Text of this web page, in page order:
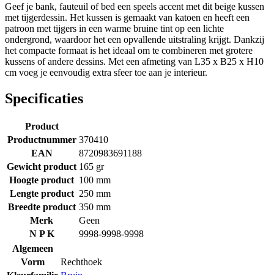
Geef je bank, fauteuil of bed een speels accent met dit beige kussen
met tijgerdessin. Het kussen is gemaakt van katoen en heeft een
patroon met tijgers in een warme bruine tint op een lichte
ondergrond, waardoor het een opvallende uitstraling krijgt. Dankzij
het compacte formaat is het ideaal om te combineren met grotere
kussens of andere dessins. Met een afmeting van L35 x B25 x H10
cm voeg je eenvoudig extra sfeer toe aan je interieur.
Specificaties
Product
Productnummer 370410
EAN
8720983691188
Gewicht product 165 gr
Hoogte product 100 mm
Lengte product 250 mm
Breedte product 350 mm
Merk
Geen
N P K
9998-9998-9998
Algemeen
Vorm
Rechthoek